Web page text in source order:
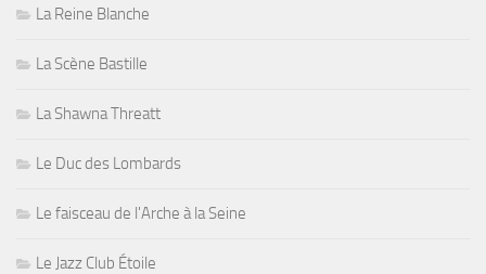
La Reine Blanche
La Scène Bastille
La Shawna Threatt
Le Duc des Lombards
Le faisceau de l'Arche à la Seine
Le Jazz Club Étoile